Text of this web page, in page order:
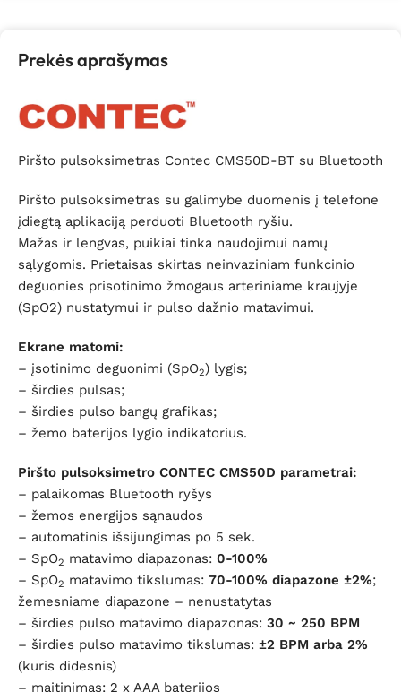
Prekės aprašymas
Piršto pulsoksimetras Contec CMS50D-BT su Bluetooth
Piršto pulsoksimetras su galimybe duomenis į telefone
įdiegtą aplikaciją perduoti Bluetooth ryšiu.
Mažas ir lengvas, puikiai tinka naudojimui namų
sąlygomis. Prietaisas skirtas neinvaziniam funkcinio
deguonies prisotinimo žmogaus arteriniame kraujyje
(SpO2) nustatymui ir pulso dažnio matavimui.
Ekrane matomi:
– įsotinimo deguonimi (SpO2) lygis;
– širdies pulsas;
– širdies pulso bangų grafikas;
– žemo baterijos lygio indikatorius.
Piršto pulsoksimetro CONTEC CMS50D parametrai:
– palaikomas Bluetooth ryšys
– žemos energijos sąnaudos
– automatinis išsijungimas po 5 sek.
– SpO2 matavimo diapazonas: 0-100%
– SpO2 matavimo tikslumas: 70-100% diapazone ±2%;
žemesniame diapazone – nenustatytas
– širdies pulso matavimo diapazonas: 30 ~ 250 BPM
– širdies pulso matavimo tikslumas: ±2 BPM arba 2%
(kuris didesnis)
– maitinimas: 2 x AAA baterijos